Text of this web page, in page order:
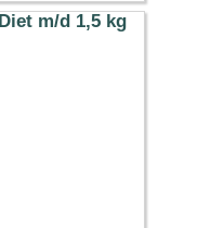
m/d 1,5 kg